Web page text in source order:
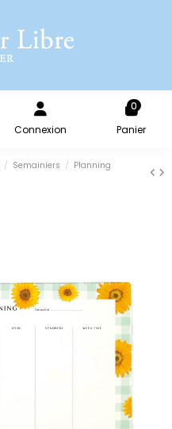
Connexion
0
Panier
Semainiers
Planning